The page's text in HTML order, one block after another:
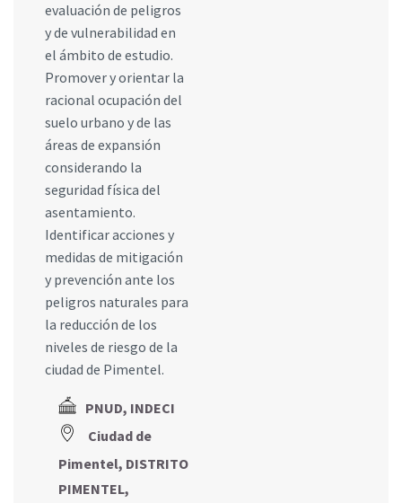
evaluación de peligros
y de vulnerabilidad en
el ámbito de estudio.
Promover y orientar la
racional ocupación del
suelo urbano y de las
áreas de expansión
considerando la
seguridad física del
asentamiento.
Identificar acciones y
medidas de mitigación
y prevención ante los
peligros naturales para
la reducción de los
niveles de riesgo de la
ciudad de Pimentel.
PNUD, INDECI
Ciudad de
Pimentel, DISTRITO
PIMENTEL,